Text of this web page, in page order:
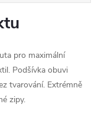
pro maximální
Podšívka obuvi
tvarování. Extrémně
zipy.